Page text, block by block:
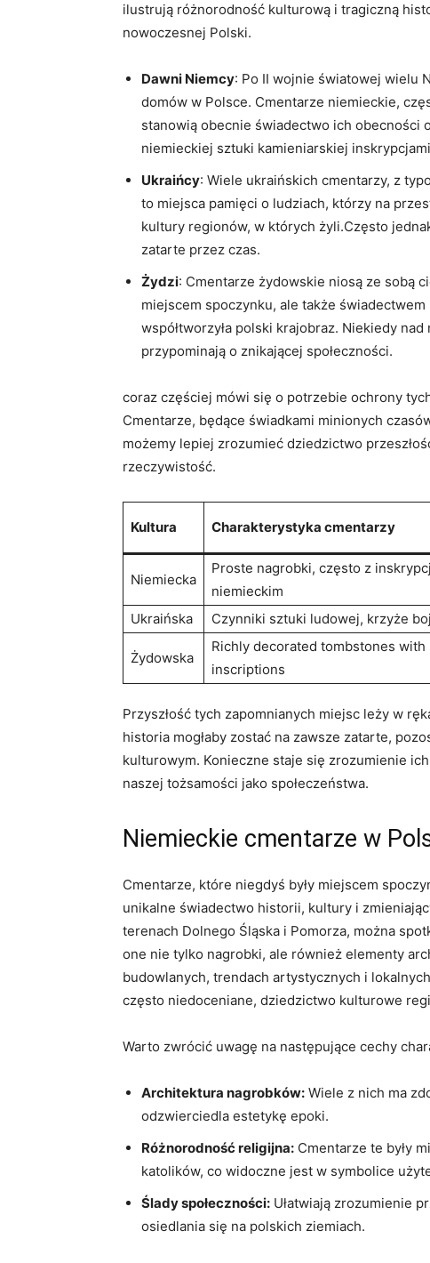
ilustrują różnorodność kulturową i tragiczną
nowoczesnej Polski.
Dawni Niemcy: Po II wojnie światowej wielu
domów w Polsce. Cmentarze niemieckie,
stanowią obecnie świadectwo ich obecności
niemieckiej sztuki kamieniarskiej
Ukraińcy: Wiele ukraińskich cmentarzy, z
to miejsca pamięci o ludziach, którzy na
kultury regionów, w których żyli.Często
zatarte przez czas.
Żydzi: Cmentarze żydowskie niosą ze sobą
miejscem spoczynku, ale także
współtworzyła polski krajobraz. Niekiedy
przypominają o znikającej społeczności.
coraz częściej mówi się o potrzebie ochrony
Cmentarze, będące świadkami minionych
możemy lepiej zrozumieć dziedzictwo
rzeczywistość.
Kultura Charakterystyka cmentarzy
Niemiecka
Proste nagrobki, często z
niemieckim
Ukraińska Czynniki sztuki ludowej, krzyże
Żydowska
Richly decorated tombstones with
inscriptions
Przyszłość tych zapomnianych miejsc leży w
historia mogłaby zostać na zawsze zatarte,
kulturowym. Konieczne staje się zrozumienie
naszej tożsamości jako społeczeństwa.
Niemieckie cmentarze w
Cmentarze, które niegdyś były miejscem
unikalne świadectwo historii, kultury i
terenach Dolnego Śląska i Pomorza, można
one nie tylko nagrobki, ale również elementy
budowlanych, trendach artystycznych i
często niedoceniane, dziedzictwo kulturowe
Warto zwrócić uwagę na następujące cechy
Architektura nagrobków: Wiele z nich ma
odzwierciedla estetykę epoki.
Różnorodność religijna: Cmentarze te były
katolików, co widoczne jest w symbolice
Ślady społeczności: Ułatwiają zrozumienie
osiedlania się na polskich ziemiach.